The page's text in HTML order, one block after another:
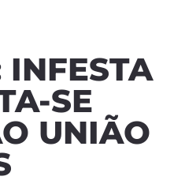
INFESTA
SE
UNIÃO